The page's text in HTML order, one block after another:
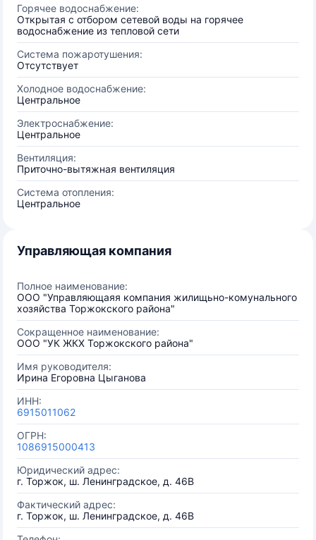
Горячее водоснабжение:
Открытая с отбором сетевой воды на горячее
водоснабжение из тепловой сети
Система пожаротушения:
Отсутствует
Холодное водоснабжение:
Центральное
Электроснабжение:
Центральное
Вентиляция:
Приточно-вытяжная вентиляция
Система отопления:
Центральное
Управляющая компания
Полное наименование:
ООО "Управляющаяя компания жилищьно-комунального
хозяйства Торжокского района"
Сокращенное наименование:
ООО "УК ЖКХ Торжокского района"
Имя руководителя:
Ирина Егоровна Цыганова
ИНН:
6915011062
ОГРН:
1086915000413
Юридический адрес:
г. Торжок, ш. Ленинградское, д. 46В
Фактический адрес:
г. Торжок, ш. Ленинградское, д. 46В